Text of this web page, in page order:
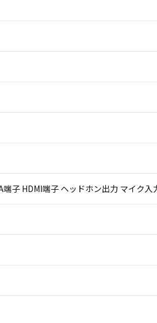
子 HDMI端子 ヘッドホン出力 マイク入